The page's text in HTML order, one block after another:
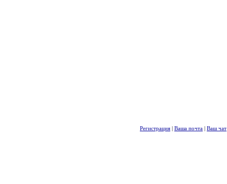
Регистрация | Ваша почта | Ваш чат